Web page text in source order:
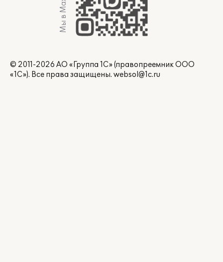
Мы в Max
© 2011-2026 АО «Группа 1С» (правопреемник ООО
«1С»). Все права защищены. websol@1c.ru